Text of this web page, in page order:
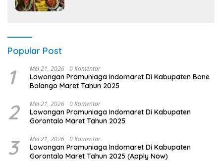
Popular Post
1 Mei 21, 2026 0 Komentar
Lowongan Pramuniaga Indomaret Di Kabupaten Bone
Bolango Maret Tahun 2025
2 Mei 21, 2026 0 Komentar
Lowongan Pramuniaga Indomaret Di Kabupaten
Gorontalo Maret Tahun 2025
3 Mei 21, 2026 0 Komentar
Lowongan Pramuniaga Indomaret Di Kabupaten
Gorontalo Maret Tahun 2025 (Apply Now)